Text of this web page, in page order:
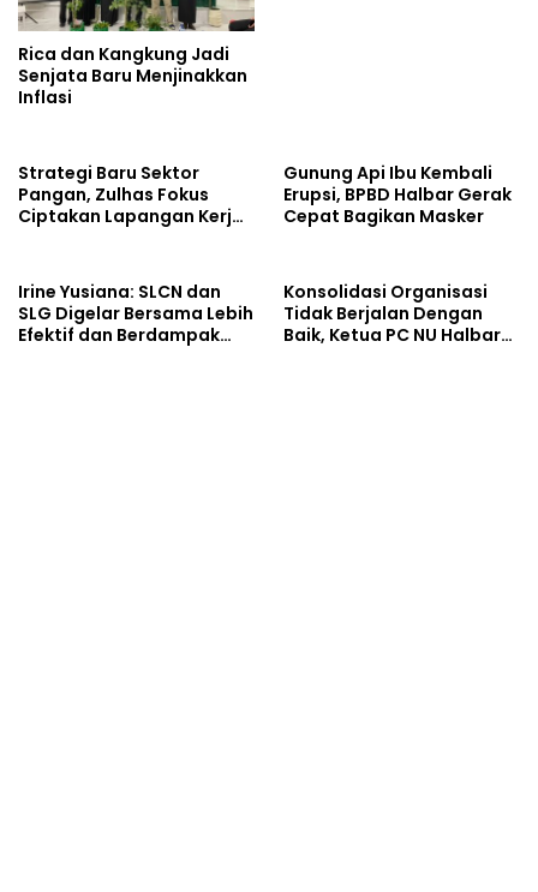
Rica dan Kangkung Jadi
Senjata Baru Menjinakkan
Inflasi
Strategi Baru Sektor
Pangan, Zulhas Fokus
Ciptakan Lapangan Kerja
Gunung Api Ibu Kembali
Erupsi, BPBD Halbar Gerak
Cepat Bagikan Masker
Irine Yusiana: SLCN dan
SLG Digelar Bersama Lebih
Efektif dan Berdampak
Konsolidasi Organisasi
Tidak Berjalan Dengan
Baik, Ketua PC NU Halbar